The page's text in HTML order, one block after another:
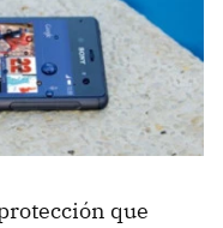
que